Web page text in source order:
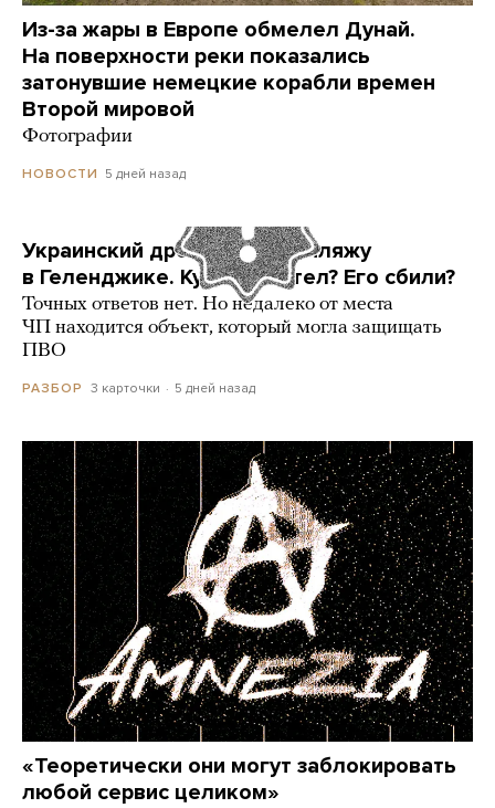
Из-за жары в Европе обмелел Дунай.
На поверхности реки показались
затонувшие немецкие корабли времен
Второй мировой
Фотографии
НОВОСТИ 5 дней назад
Украинский дрон попал по пляжу
в Геленджике. Куда он летел? Его сбили?
Точных ответов нет. Но недалеко от места
ЧП находится объект, который могла защищать
ПВО
РАЗБОР 3 карточки 5 дней назад
«Теоретически они могут заблокировать
любой сервис целиком»